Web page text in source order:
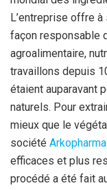
L’entreprise offre
façon responsable
agroalimentaire,
travaillons depuis
étaient auparavant
naturels. Pour
mieux que le
société Arkopharma
efficaces et plus
procédé a été fait